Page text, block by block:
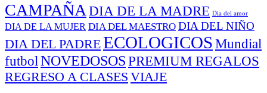
CAMPAÑA DIA DE LA MADRE Dia del amor
DIA DE LA MUJER DIA DEL MAESTRO DIA DEL NIÑO
DIA DEL PADREECOLOGICOS Mundial
futbolNOVEDOSOSPREMIUM REGALOS
REGRESO A CLASES VIAJE